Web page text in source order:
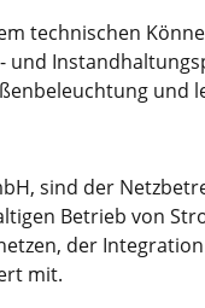
technischen
und
und
sind der
Betrieb von
der
mit.